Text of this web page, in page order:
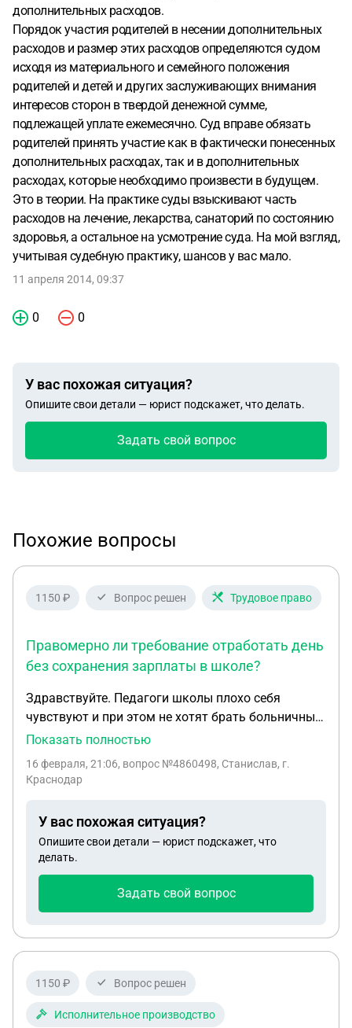
дополнительных расходов.
Порядок участия родителей в несении дополнительных
расходов и размер этих расходов определяются судом
исходя из материального и семейного положения
родителей и детей и других заслуживающих внимания
интересов сторон в твердой денежной сумме,
подлежащей уплате ежемесячно. Суд вправе обязать
родителей принять участие как в фактически понесенных
дополнительных расходах, так и в дополнительных
расходах, которые необходимо произвести в будущем.
Это в теории. На практике суды взыскивают часть
расходов на лечение, лекарства, санаторий по состоянию
здоровья, а остальное на усмотрение суда. На мой взгляд,
учитывая судебную практику, шансов у вас мало.
11 апреля 2014, 09:37
0 0
У вас похожая ситуация?
Опишите свои детали — юрист подскажет, что делать.
Задать свой вопрос
Похожие вопросы
1150 ₽ Вопрос решен Трудовое право
Правомерно ли требование отработать день
без сохранения зарплаты в школе?
Здравствуйте. Педагоги школы плохо себя
чувствуют и при этом не хотят брать больничный
на несколько дней. При этом они ограничиваются
расписанию в этот день у них назначено
заработной платы) в другой день. Правомерны ли
действия работодателя в данной ситуации? Нет
ли ни каких нарушений? Получается, что день без
сохранения заработной платы оплате работнику
не подлежит? А другой отработанный день
Показать полностью
16 февраля, 21:06, вопрос №4860498, Cтанислав, г.
Краснодар
У вас похожая ситуация?
Опишите свои детали — юрист подскажет, что
делать.
Задать свой вопрос
1150 ₽ Вопрос решен
Исполнительное производство